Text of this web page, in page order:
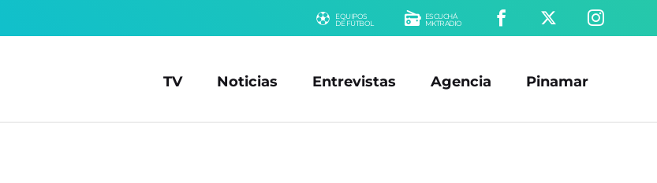
EQUIPOS
DE FÚTBOL
ESCUCHÁ
MKTRADIO
TV Noticias Entrevistas Agencia Pinamar